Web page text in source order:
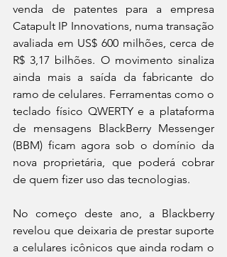
venda de patentes para a empresa
Catapult IP Innovations, numa transação
avaliada em US$ 600 milhões, cerca de
R$ 3,17 bilhões. O movimento sinaliza
ainda mais a saída da fabricante do
ramo de celulares. Ferramentas como o
teclado físico QWERTY e a plataforma
de mensagens BlackBerry Messenger
(BBM) ficam agora sob o domínio da
nova proprietária, que poderá cobrar
de quem fizer uso das tecnologias.
No começo deste ano, a Blackberry
revelou que deixaria de prestar suporte
a celulares icônicos que ainda rodam o